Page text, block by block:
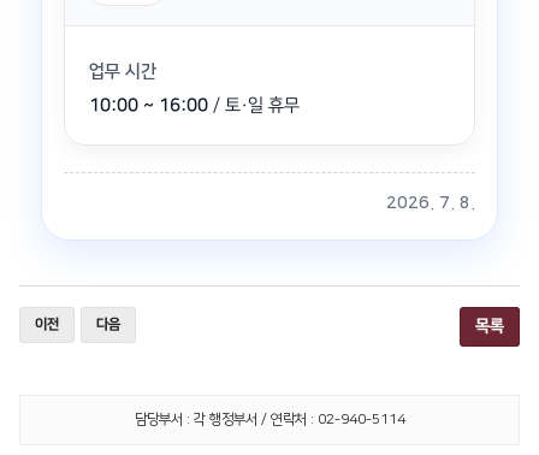
업무 시간
10:00 ~ 16:00/ 토·일 휴무
2026. 7. 8.
이전 다음 목록
담당부서 : 각 행정부서 / 연락처 : 02-940-5114